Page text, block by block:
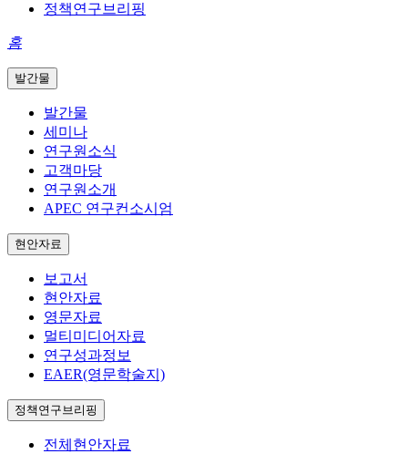
정책연구브리핑
홈
발간물
발간물
세미나
연구원소식
고객마당
연구원소개
APEC 연구컨소시엄
현안자료
보고서
현안자료
영문자료
멀티미디어자료
연구성과정보
EAER(영문학술지)
정책연구브리핑
전체현안자료